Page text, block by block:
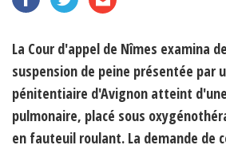
La Cour d'appel de Nîmes examina
suspension de peine présentée par
pénitentiaire d'Avignon atteint
pulmonaire, placé sous
en fauteuil roulant. La demande de